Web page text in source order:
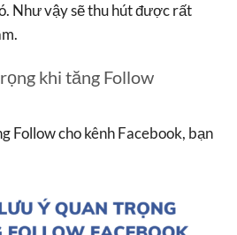
Như vậy sẽ thu hút được rất
khi tăng Follow
Follow cho kênh Facebook, bạn